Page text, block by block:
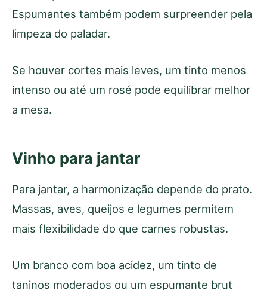
Espumantes também podem surpreender pela
limpeza do paladar.
Se houver cortes mais leves, um tinto menos
intenso ou até um rosé pode equilibrar melhor
a mesa.
Vinho para jantar
Para jantar, a harmonização depende do prato.
Massas, aves, queijos e legumes permitem
mais flexibilidade do que carnes robustas.
Um branco com boa acidez, um tinto de
taninos moderados ou um espumante brut